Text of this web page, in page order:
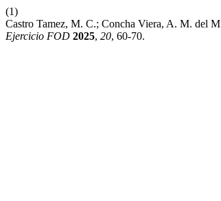
(1)
Castro Tamez, M. C.; Concha Viera, A. M. del
Ejercicio FOD 2025, 20, 60-70.